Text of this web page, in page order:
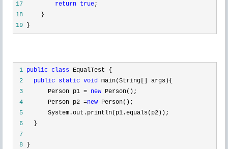
17
return true
18
19
}
1 public class
2
public static void
3
       Person p1 =
new
4
       Person p2 =
new
5
6
7
8
}